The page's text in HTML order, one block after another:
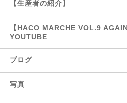
【生産者の紹介】
【HACO MARCHE VOL.9
YOUTUBE
ブログ
写真